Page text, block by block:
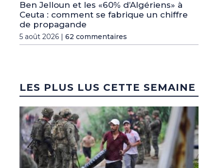
Ben Jelloun et les «60% d’Algériens» à
Ceuta : comment se fabrique un chiffre
de propagande
5 août 2026 | 62 commentaires
LES PLUS LUS CETTE SEMAINE